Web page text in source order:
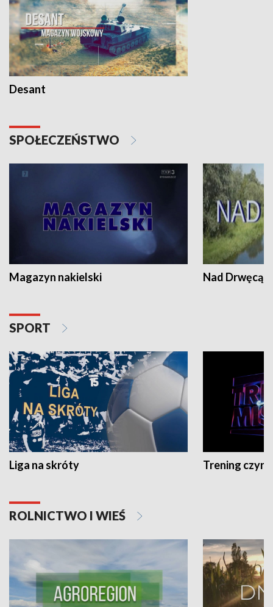
Desant
SPOŁECZEŃSTWO
Magazyn nakielski Nad Drwęcą
SPORT
Liga na skróty Trening czyni
ROLNICTWO I WIEŚ